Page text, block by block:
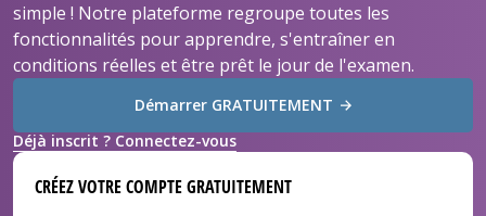
simple ! Notre plateforme regroupe toutes les
fonctionnalités pour apprendre, s'entraîner en
conditions réelles et être prêt le jour de l'examen.
Démarrer GRATUITEMENT
Déjà inscrit ? Connectez-vous
CRÉEZ VOTRE COMPTE GRATUITEMENT